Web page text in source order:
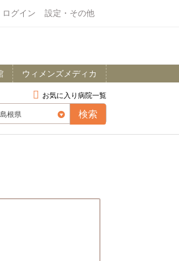
ログイン 設定・その他
ウィメンズメディカ
お気に入り病院一覧